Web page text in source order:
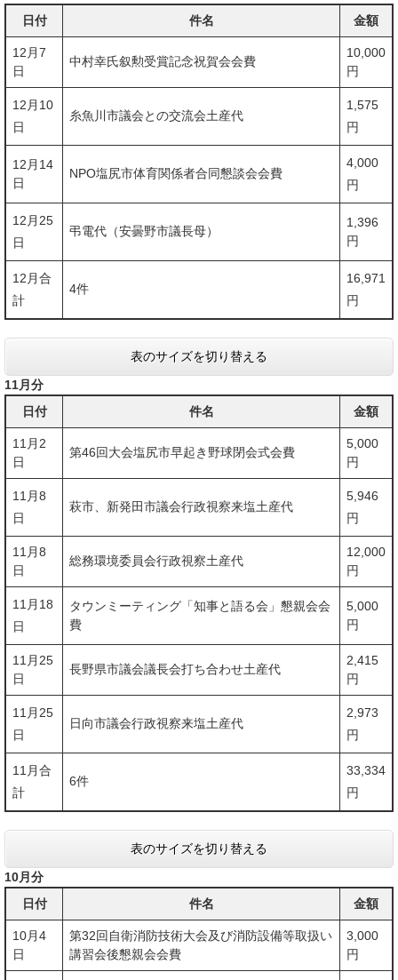
日付
件名 金額
12月7
日
中村幸氏叙勲受賞記念祝賀会会費
10,000
円
12月10
日
糸魚川市議会との交流会土産代
1,575
円
12月14
日
NPO塩尻市体育関係者合同懇談会会費
4,000
円
12月25
日
弔電代（安曇野市議長母）
1,396
円
12月合
計
4件
16,971
円
表のサイズを切り替える
11月分
日付
件名 金額
11月2
日
第46回大会塩尻市早起き野球閉会式会費
5,000
円
11月8
日
萩市、新発田市議会行政視察来塩土産代
5,946
円
11月8
日
総務環境委員会行政視察土産代
12,000
円
11月18
日
タウンミーティング「知事と語る会」懇親会会
費
5,000
円
11月25
日
長野県市議会議長会打ち合わせ土産代
2,415
円
11月25
日
日向市議会行政視察来塩土産代
2,973
円
11月合
計
6件
33,334
円
表のサイズを切り替える
10月分
日付
件名 金額
10月4
日
第32回自衛消防技術大会及び消防設備等取扱い
講習会後懇親会会費
3,000
円